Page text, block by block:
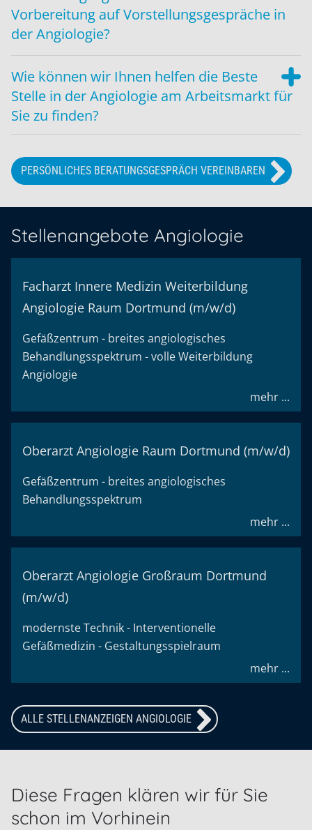
Vorbereitung auf Vorstellungsgespräche in
der Angiologie?
Wie können wir Ihnen helfen die Beste
Stelle in der Angiologie am Arbeitsmarkt für
Sie zu finden?
PERSÖNLICHES BERATUNGSGESPRÄCH VEREINBAREN
Stellenangebote Angiologie
Facharzt Innere Medizin Weiterbildung
Angiologie Raum Dortmund (m/w/d)
Gefäßzentrum - breites angiologisches
Behandlungsspektrum - volle Weiterbildung
Angiologie
mehr ...
Oberarzt Angiologie Raum Dortmund (m/w/d)
Gefäßzentrum - breites angiologisches
Behandlungsspektrum
mehr ...
Oberarzt Angiologie Großraum Dortmund
(m/w/d)
modernste Technik - Interventionelle
Gefäßmedizin - Gestaltungsspielraum
mehr ...
ALLE STELLENANZEIGEN ANGIOLOGIE
Diese Fragen klären wir für Sie
schon im Vorhinein